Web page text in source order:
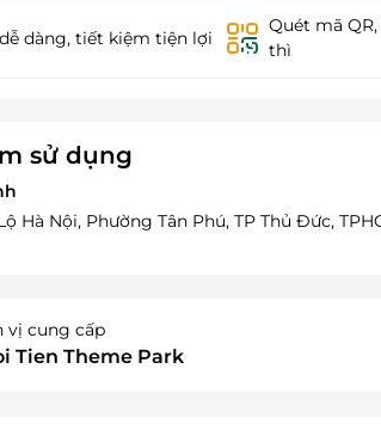
dàng, tiết kiệm tiện lợi
Quét mã
thì
sử dụng
Hà Nội, Phường Tân Phú, TP Thủ Đức,
vị cung cấp
Tien Theme Park